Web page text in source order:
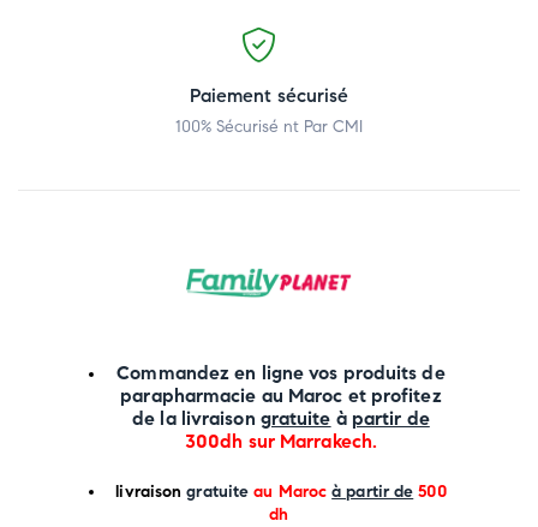
Paiement sécurisé
100% Sécurisé nt Par CMI
Commandez en ligne vos produits de
parapharmacie au Maroc et profitez
de la livraison gratuite à partir de
300dh sur Marrakech.
livraison gratuite au Maroc à partir de 500
dh